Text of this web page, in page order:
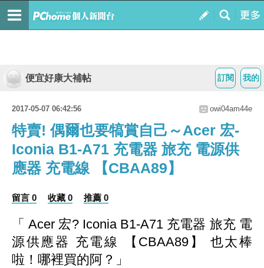
我的
訂閱
便宜好康大補帖
2017-05-07 06:42:56 owi04am44e
特賣! 偶爾也要犒賞自己～Acer 宏-
Iconia B1-A71 充電器 旅充 電源供
應器 充電線 【CBAA89】
留言 0 收藏 0 推薦 0
「 Acer 宏? Iconia B1-A71 充電器 旅充 電
源供應器 充電線 【CBAA89】 也太棒
啦！哪裡買的阿？」